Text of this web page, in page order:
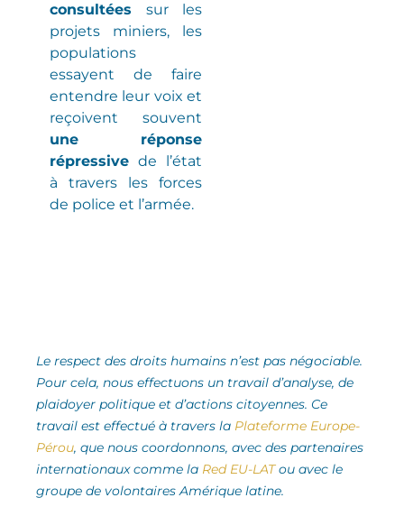
consultées sur les
projets miniers, les
populations
essayent de faire
entendre leur voix et
reçoivent souvent
une réponse
répressive de l’état
à travers les forces
de police et l’armée.
Le respect des droits humains n’est pas négociable.
Pour cela, nous effectuons un travail d’analyse, de
plaidoyer politique et d’actions citoyennes. Ce
travail est effectué à travers la Plateforme Europe-
Pérou, que nous coordonnons, avec des partenaires
internationaux comme la Red EU-LATou avec le
groupe de volontaires Amérique latine.